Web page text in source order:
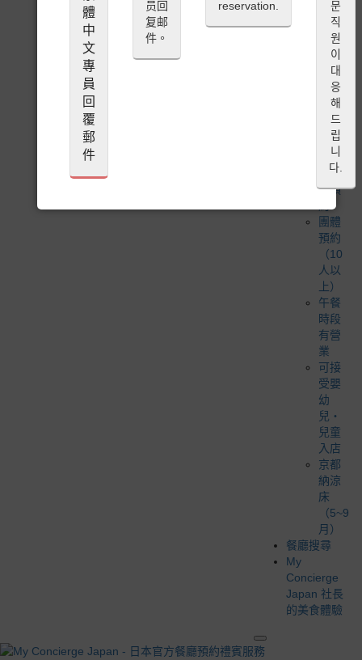
善餐
無麩
質飲
吧檯
座位
包廂
可接
受1位
來賓
的預
團體
預約
（10
人以
上）
午餐
時段
有營
業
可接
受嬰
幼
兒・
兒童
入店
京都
納涼
床
（5~9
月）
餐廳搜尋
My
Concierge
Japan 社長
的美食體驗
體
中
文
專
員
回
覆
郵
件
员回
复邮
件。
reservation.
문
직
원
이
대
응
해
드
립
니
다.